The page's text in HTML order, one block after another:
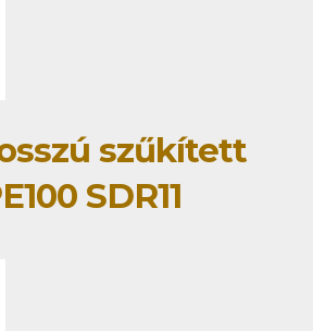
szűkített
SDR11